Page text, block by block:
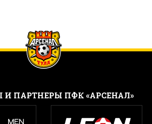
И ПАРТНЕРЫ ПФК «АРСЕНАЛ»